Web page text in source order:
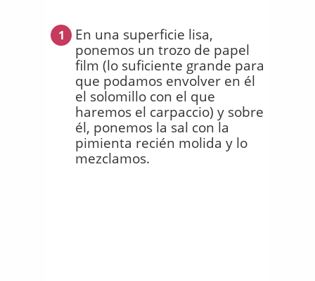
1
En una superficie lisa,
ponemos un trozo de papel
film (lo suficiente grande para
que podamos envolver en él
el solomillo con el que
haremos el carpaccio) y sobre
él, ponemos la sal con la
pimienta recién molida y lo
mezclamos.